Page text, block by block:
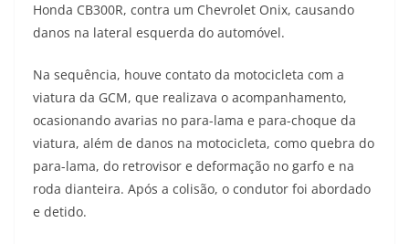
Honda CB300R, contra um Chevrolet Onix, causando
danos na lateral esquerda do automóvel.
Na sequência, houve contato da motocicleta com a
viatura da GCM, que realizava o acompanhamento,
ocasionando avarias no para-lama e para-choque da
viatura, além de danos na motocicleta, como quebra do
para-lama, do retrovisor e deformação no garfo e na
roda dianteira. Após a colisão, o condutor foi abordado
e detido.